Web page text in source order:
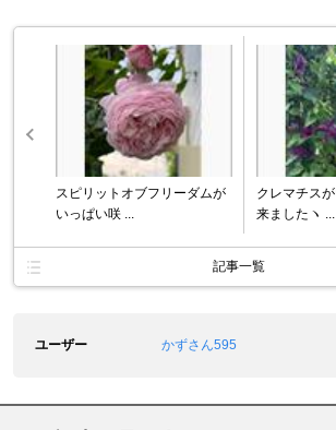
スピリットオブフリーダムが
いっぱい咲 ...
クレマチス
来ましたヽ ...
記事一覧
ユーザー かずさん595